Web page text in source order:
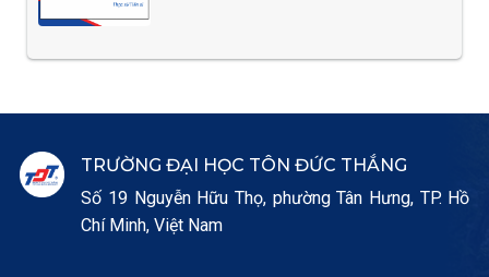
TRƯỜNG ĐẠI HỌC TÔN ĐỨC THẮNG
Số 19 Nguyễn Hữu Thọ, phường Tân Hưng, TP. Hồ
Chí Minh, Việt Nam